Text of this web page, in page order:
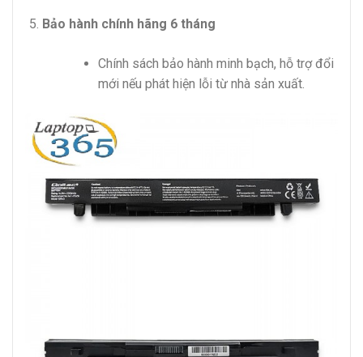
Bảo hành chính hãng 6 tháng
Chính sách bảo hành minh bạch, hỗ trợ đổi
mới nếu phát hiện lỗi từ nhà sản xuất.